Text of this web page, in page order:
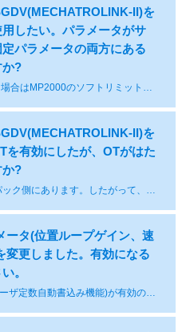
II)を
したい。パラメータがサ
パラメータの両方にある
か?
MP2000と組み合わせて使用する場合はMP2000のソフトリミットを使用します。サーボパック側のソフトリミットは使用しません。MP2000の固定パラメータに有効/無効、リミット値を設定します。ソフトリミットは原点復帰完了(IW800CのBit5「原点復帰(設定)完了」がオン)後に有効になります。
II)を
を有効にしたが、OTがはた
か?
オーバトラベルの機能はサーボパック側にあります。したがって、サーボパックのOTパラメータ(Pn50A.3とPn50B.0)を設定してオーバトラベルを有効にします。MP2000の固定パラメータはサーボパックでOTが働いた時、「アラーム」にするか「ワーニング」にするかを選択します。
ータ(位置ループゲイン、速
変更しました。有効になる
。
固定パラメータ1のbitA(サーボユーザ定数自動書込み機能)が有効の場合は、書き換えた時点から有効になります。現在値のみ変更した場合は、電源再投入で「始動時の値」に戻ります。電源再投入後も設定保持したい場合は「始動時の値」を変更してください。「始動時の値」を変更すると「現在値」も同時に書きかわります。 「始動時の値」を変更した後はフラッシュ保存を行ってください。 ただし、ラダープログラムで設定パラメータ(位置ループゲイン、速度ループゲインの現在値)をご使用されている場合は上書きされる可能性がございます。